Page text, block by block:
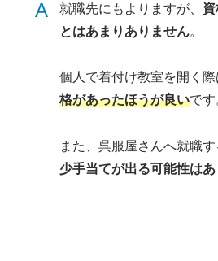
A 就職先にもよりますが、
とはあまりありません。
個人で着付け教室を開く
格があったほうが良いです
また、呉服屋さんへ就職す
少手当てが出る可能性は